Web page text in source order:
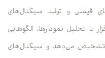
قیمتی و تولید سیگنال‌های
با تحلیل نمودارها، الگوهایی
تشخیص می‌دهد و سیگنال‌های